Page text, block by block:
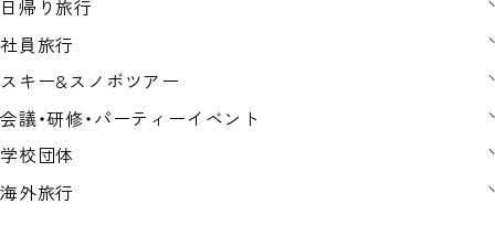
日帰り旅行
社員旅行
スキー&スノボツアー
会議・研修・パーティーイベント
学校団体
海外旅行